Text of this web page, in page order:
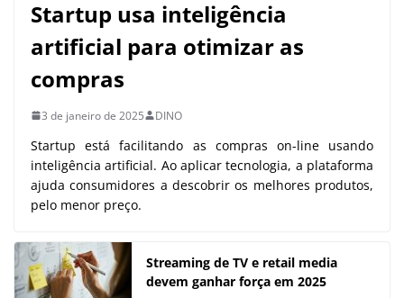
Startup usa inteligência
artificial para otimizar as
compras
3 de janeiro de 2025 DINO
Startup está facilitando as compras on-line usando
inteligência artificial. Ao aplicar tecnologia, a plataforma
ajuda consumidores a descobrir os melhores produtos,
pelo menor preço.
Streaming de TV e retail media
devem ganhar força em 2025